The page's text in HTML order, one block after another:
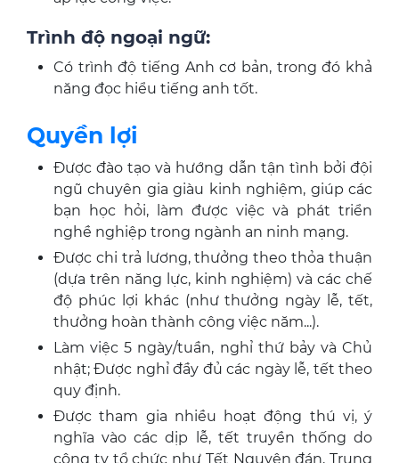
Trình độ ngoại ngữ:
Có trình độ tiếng Anh cơ bản, trong đó khả
năng đọc hiểu tiếng anh tốt.
Quyền lợi
Được đào tạo và hướng dẫn tận tình bởi đội
ngũ chuyên gia giàu kinh nghiệm, giúp các
bạn học hỏi, làm được việc và phát triển
nghề nghiệp trong ngành an ninh mạng.
Được chi trả lương, thưởng theo thỏa thuận
(dựa trên năng lực, kinh nghiệm) và các chế
độ phúc lợi khác (như thưởng ngày lễ, tết,
thưởng hoàn thành công việc năm...).
Làm việc 5 ngày/tuần, nghỉ thứ bảy và Chủ
nhật; Được nghỉ đầy đủ các ngày lễ, tết theo
quy định.
Được tham gia nhiều hoạt động thú vị, ý
nghĩa vào các dịp lễ, tết truyền thống do
công ty tổ chức như Tết Nguyên đán, Trung